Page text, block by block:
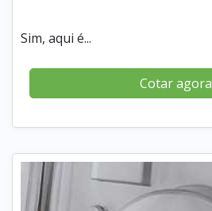
Sim, aqui é...
Cotar agora